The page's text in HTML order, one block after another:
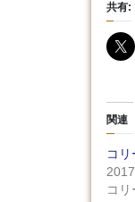
共有:
関連
コ
コリ